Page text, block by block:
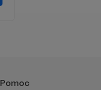
Pomoc